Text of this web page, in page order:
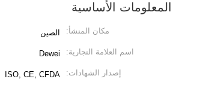
المعلومات الأساسية
مكان المنشأ: الصين
اسم العلامة التجارية: Dewei
إصدار الشهادات: ISO, CE, CFDA